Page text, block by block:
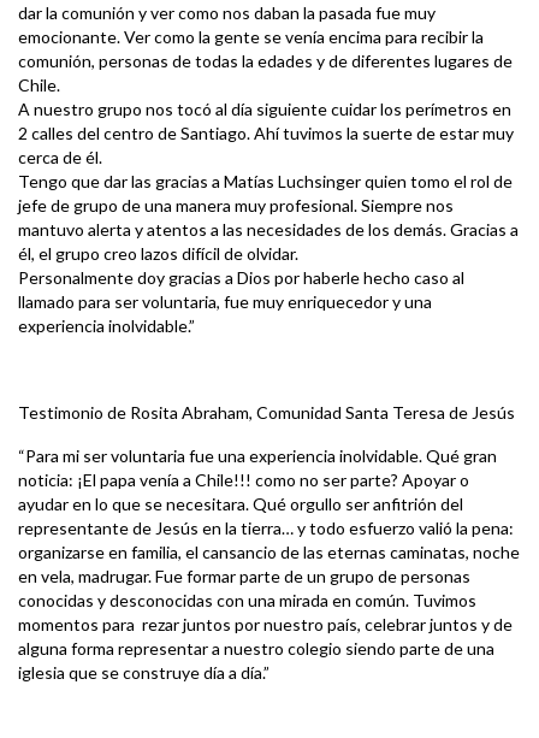
dar la comunión y ver como nos daban la pasada fue muy
emocionante. Ver como la gente se venía encima para recibir la
comunión, personas de todas la edades y de diferentes lugares de
Chile.
A nuestro grupo nos tocó al día siguiente cuidar los perímetros en
2 calles del centro de Santiago. Ahí tuvimos la suerte de estar muy
cerca de él.
Tengo que dar las gracias a Matías Luchsinger quien tomo el rol de
jefe de grupo de una manera muy profesional. Siempre nos
mantuvo alerta y atentos a las necesidades de los demás. Gracias a
él, el grupo creo lazos difícil de olvidar.
Personalmente doy gracias a Dios por haberle hecho caso al
llamado para ser voluntaria, fue muy enriquecedor y una
experiencia inolvidable.”
Testimonio de Rosita Abraham, Comunidad Santa Teresa de Jesús
“Para mi ser voluntaria fue una experiencia inolvidable. Qué gran
noticia: ¡El papa venía a Chile!!! como no ser parte? Apoyar o
ayudar en lo que se necesitara. Qué orgullo ser anfitrión del
representante de Jesús en la tierra… y todo esfuerzo valió la pena:
organizarse en familia, el cansancio de las eternas caminatas, noche
en vela, madrugar. Fue formar parte de un grupo de personas
conocidas y desconocidas con una mirada en común. Tuvimos
momentos para rezar juntos por nuestro país, celebrar juntos y de
alguna forma representar a nuestro colegio siendo parte de una
iglesia que se construye día a día.”